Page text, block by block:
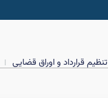
تنظیم قرارداد و اوراق قضایی